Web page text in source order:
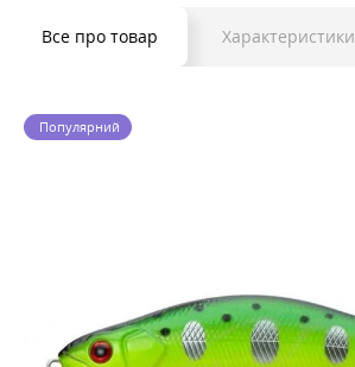
Все про товар Характеристики
Популярний